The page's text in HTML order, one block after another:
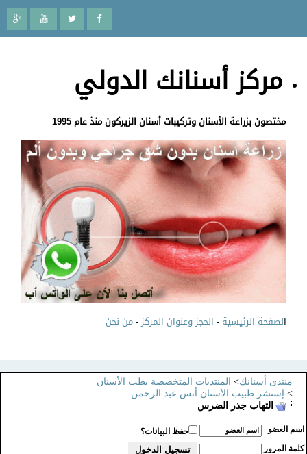
مركز أسنانك الدولي
مختصون بزراعة الأسنان وتركيبات أسنان الزيركون منذ عام 1995
لصفحة الرئيسية-الحجز وعنوان المركز-من نحن
منتدى أسنانك>المنتديات المتخصصة بطب الأسنان
>إستشر طبيب الأسنان أنس عبد الرحمن
التهاب جذر الضرس
اسم العضو
حفظ البيانات؟
كلمة المرور